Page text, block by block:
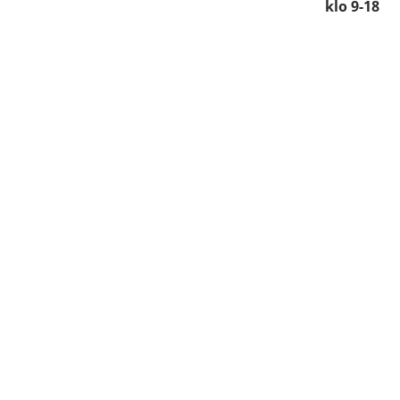
klo 9-18